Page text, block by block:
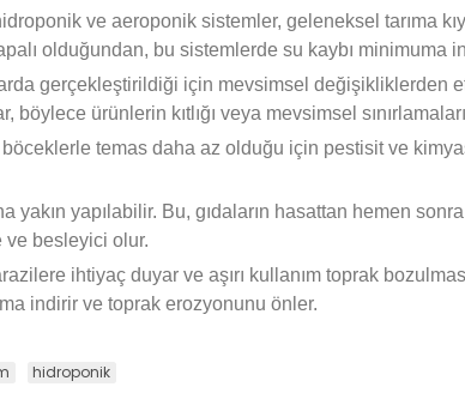
ve aeroponik sistemler, geleneksel tarıma
olduğundan, bu sistemlerde su kaybı minimuma
gerçekleştirildiği için mevsimsel değişikliklerden
böylece ürünlerin kıtlığı veya mevsimsel
böceklerle temas daha az olduğu için pestisit ve
yakın yapılabilir. Bu, gıdaların hasattan hemen
ve besleyici olur.
ihtiyaç duyar ve aşırı kullanım toprak
indirir ve toprak erozyonunu önler.
hidroponik